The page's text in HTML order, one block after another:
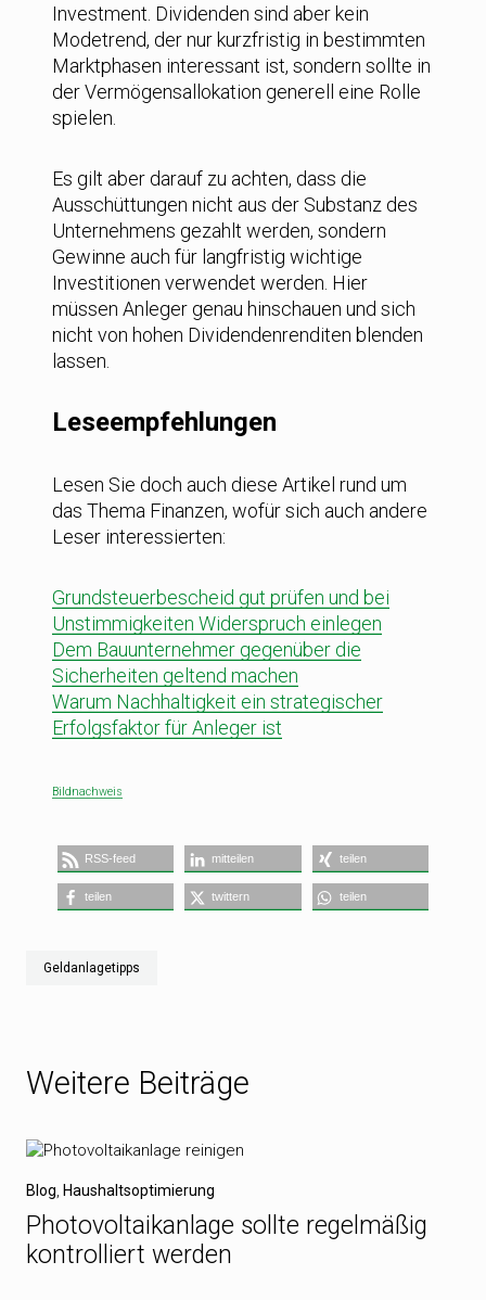
Investment. Dividenden sind aber kein
Modetrend, der nur kurzfristig in bestimmten
Marktphasen interessant ist, sondern sollte in
der Vermögensallokation generell eine Rolle
spielen.
Es gilt aber darauf zu achten, dass die
Ausschüttungen nicht aus der Substanz des
Unternehmens gezahlt werden, sondern
Gewinne auch für langfristig wichtige
Investitionen verwendet werden. Hier
müssen Anleger genau hinschauen und sich
nicht von hohen Dividendenrenditen blenden
lassen.
Leseempfehlungen
Lesen Sie doch auch diese Artikel rund um
das Thema Finanzen, wofür sich auch andere
Leser interessierten:
Grundsteuerbescheid gut prüfen und bei
Unstimmigkeiten Widerspruch einlegen
Dem Bauunternehmer gegenüber die
Sicherheiten geltend machen
Warum Nachhaltigkeit ein strategischer
Erfolgsfaktor für Anleger ist
Bildnachweis
RSS-feed mitteilen teilen
teilen twittern teilen
Geldanlagetipps
Weitere Beiträge
Blog Haushaltsoptimierung
Photovoltaikanlage sollte regelmäßig
kontrolliert werden